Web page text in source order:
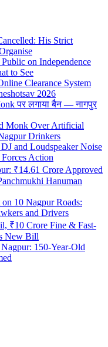
His Strict
on Independence
to See
Clearance System
2026
पर लगाया बैन — नागपुर
Monk Over Artificial
Drinkers
and Loudspeaker Noise
Action
₹14.61 Crore Approved
Hanuman
10 Nagpur Roads:
and Drivers
₹10 Crore Fine & Fast-
New Bill
150-Year-Old